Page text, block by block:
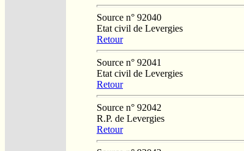
Source n° 92040
Etat civil de Levergies
Retour
Source n° 92041
Etat civil de Levergies
Retour
Source n° 92042
R.P. de Levergies
Retour